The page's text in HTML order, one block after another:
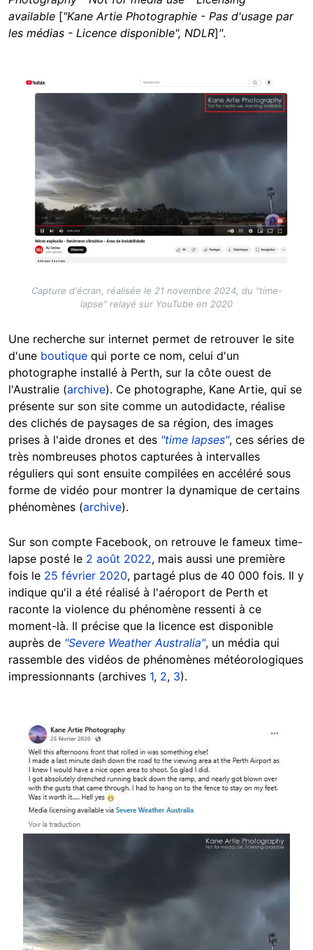
available ["Kane Artie Photographie - Pas d'usage par
les médias - Licence disponible", NDLR]".
Image
Capture d'écran, réalisée le 21 novembre 2024, du "time-
lapse" relayé sur YouTube en 2020
Une recherche sur internet permet de retrouver le site
d'une boutique qui porte ce nom, celui d'un
photographe installé à Perth, sur la côte ouest de
l'Australie (archive). Ce photographe, Kane Artie, qui se
présente sur son site comme un autodidacte, réalise
des clichés de paysages de sa région, des images
prises à l'aide drones et des "time lapses", ces séries de
très nombreuses photos capturées à intervalles
réguliers qui sont ensuite compilées en accéléré sous
forme de vidéo pour montrer la dynamique de certains
phénomènes (archive).
Sur son compte Facebook, on retrouve le fameux time-
lapse posté le 2 août 2022, mais aussi une première
fois le 25 février 2020, partagé plus de 40 000 fois. Il y
indique qu'il a été réalisé à l'aéroport de Perth et
raconte la violence du phénomène ressenti à ce
moment-là. Il précise que la licence est disponible
auprès de "Severe Weather Australia", un média qui
rassemble des vidéos de phénomènes météorologiques
impressionnants (archives 1, 2, 3).
Image